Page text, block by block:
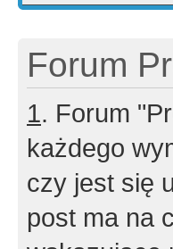
Forum
1. Forum
każdego
czy jest się
post ma na